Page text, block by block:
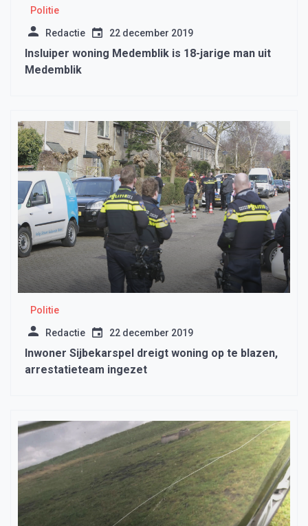
Politie
Redactie 22 december 2019
Insluiper woning Medemblik is 18-jarige man uit
Medemblik
Politie
Redactie 22 december 2019
Inwoner Sijbekarspel dreigt woning op te blazen,
arrestatieteam ingezet